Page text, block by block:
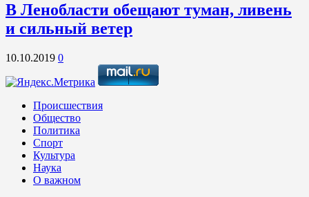
В Ленобласти обещают туман, ливень
и сильный ветер
10.10.2019 0
Происшествия
Общество
Политика
Спорт
Культура
Наука
О важном